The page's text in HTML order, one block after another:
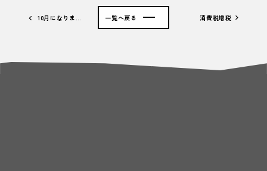
10月になりま… 消費税増税
一覧へ戻る